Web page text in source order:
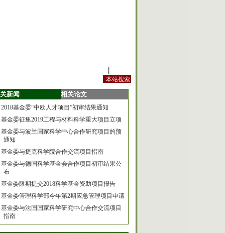
新闻 相关论文
2018基金委“中欧人才项目”初审结果通知
基金委征集2019工程与材料科学重大项目立项
基金委与波兰国家科学中心合作研究项目的预
通知
基金委与捷克科学院合作交流项目指南
基金委与德国科学基金会合作项目初审结果公
布
基金委限期提交2018科学基金资助项目报告
基金委管理科学部今年第2期应急管理项目申请
基金委与法国国家科学研究中心合作交流项目
指南